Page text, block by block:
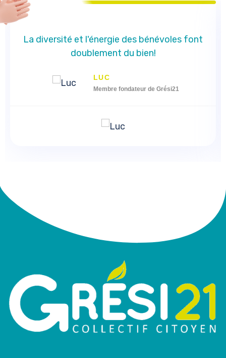
La diversité et l'énergie des bénévoles font
doublement du bien!
LUC
Membre fondateur de Grési21